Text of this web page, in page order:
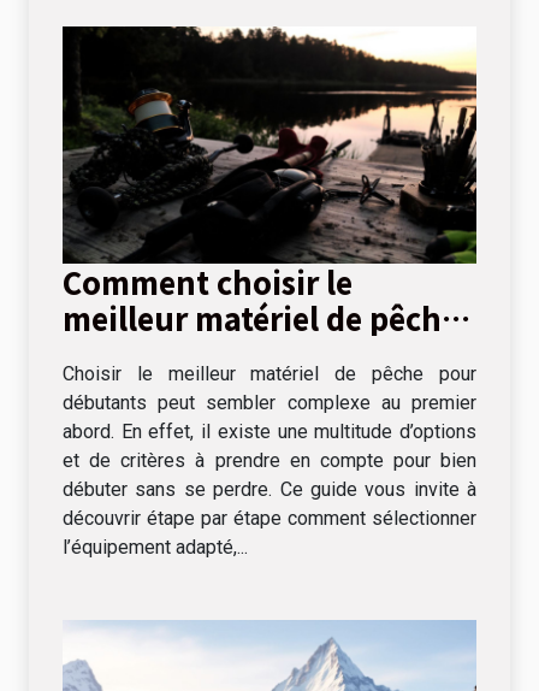
Comment choisir le
meilleur matériel de pêche
Choisir le meilleur matériel de pêche pour
débutants peut sembler complexe au premier
abord. En effet, il existe une multitude d’options
et de critères à prendre en compte pour bien
débuter sans se perdre. Ce guide vous invite à
découvrir étape par étape comment sélectionner
l’équipement adapté,...